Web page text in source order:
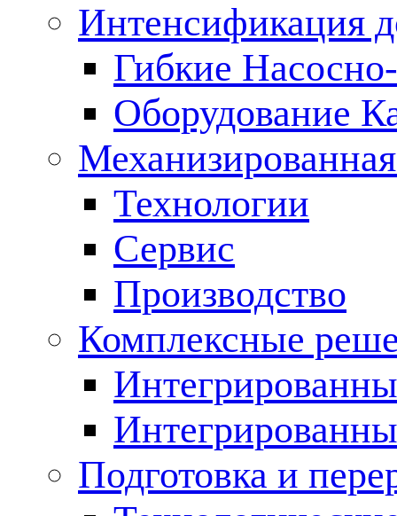
Интенсификация
Гибкие
Оборудование
Технологии
Сервис
Производство
Комплексные
Подготовка и